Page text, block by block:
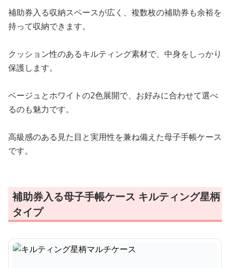
補助券入る収納スペースが広く、複数枚の補助券も余裕を
持って収納できます。
クッション性のあるキルティング素材で、中身をしっかり
保護します。
ベージュとホワイトの2色展開で、お好みに合わせて選べ
るのも魅力です。
高級感のある見た目と実用性を兼ね備えた母子手帳ケース
です。
補助券入る母子手帳ケース キルティング星柄
タイプ